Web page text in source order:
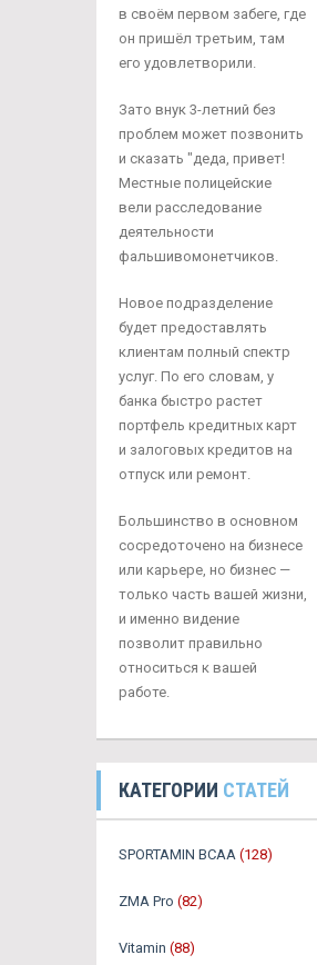
в своём первом забеге, где
он пришёл третьим, там
его удовлетворили.
Зато внук 3-летний без
проблем может позвонить
и сказать "деда, привет!
Местные полицейские
вели расследование
деятельности
фальшивомонетчиков.
Новое подразделение
будет предоставлять
клиентам полный спектр
услуг. По его словам, у
банка быстро растет
портфель кредитных карт
и залоговых кредитов на
отпуск или ремонт.
Большинство в основном
сосредоточено на бизнесе
или карьере, но бизнес —
только часть вашей жизни,
и именно видение
позволит правильно
относиться к вашей
работе.
КАТЕГОРИИ СТАТЕЙ
SPORTAMIN ВСАА (128)
ZMA Pro (82)
Vitamin (88)